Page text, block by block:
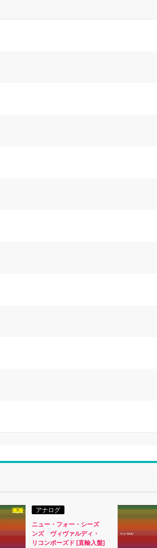
アナログ
ニュー・フォー・シーズ
ンズ ヴィヴァルディ・
リコンポーズド [直輸入盤]